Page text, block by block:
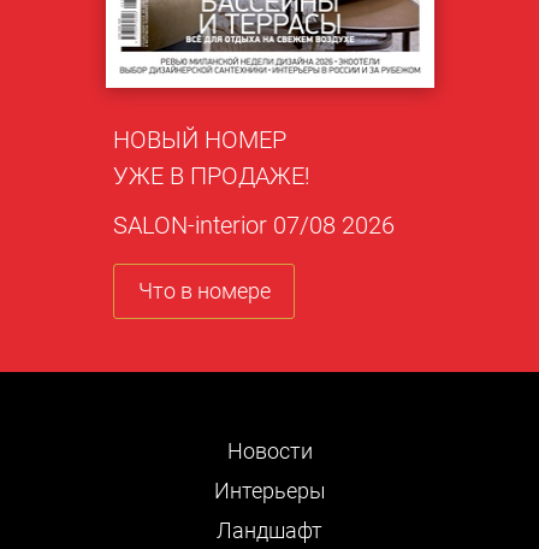
НОВЫЙ НОМЕР
УЖЕ В ПРОДАЖЕ!
SALON-interior 07/08 2026
Что в номере
Новости
Интерьеры
Ландшафт